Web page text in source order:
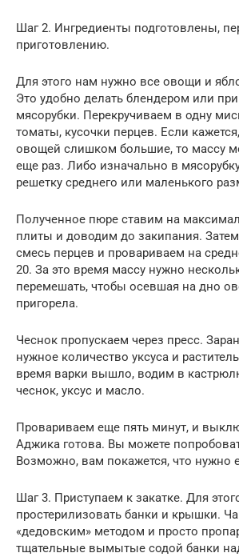
Шаг 2. Ингредиенты подготовлены,
приготовлению.
Для этого нам нужно все овощи и
Это удобно делать блендером или
мясорубки. Перекручиваем в одну
томаты, кусочки перцев. Если
овощей слишком большие, то массу
еще раз. Либо изначально в
решетку среднего или маленького
Полученное пюре ставим на
плиты и доводим до закипания.
смесь перцев и провариваем на
20. За это время массу нужно
перемешать, чтобы осевшая на дно
пригорела.
Чеснок пропускаем через пресс.
нужное количество уксуса и
время варки вышло, водим в
чеснок, уксус и масло.
Провариваем еще пять минут, и
Аджика готова. Вы можете
Возможно, вам покажется, что нужно
Шаг 3. Приступаем к закатке. Для
простерилизовать банки и крышки.
«дедовским» методом и просто
тщательные вымытые содой банки